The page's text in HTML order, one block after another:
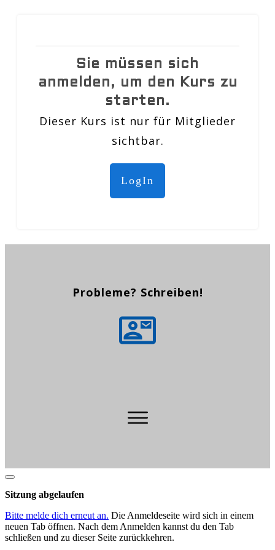
Sie müssen sich
anmelden, um den Kurs zu
starten.
Dieser Kurs ist nur für Mitglieder
sichtbar.
LogIn
Probleme? Schreiben!
Dialog
schließen
Sitzung abgelaufen
Bitte melde dich erneut an. Die Anmeldeseite wird sich in einem
neuen Tab öffnen. Nach dem Anmelden kannst du den Tab
schließen und zu dieser Seite zurückkehren.